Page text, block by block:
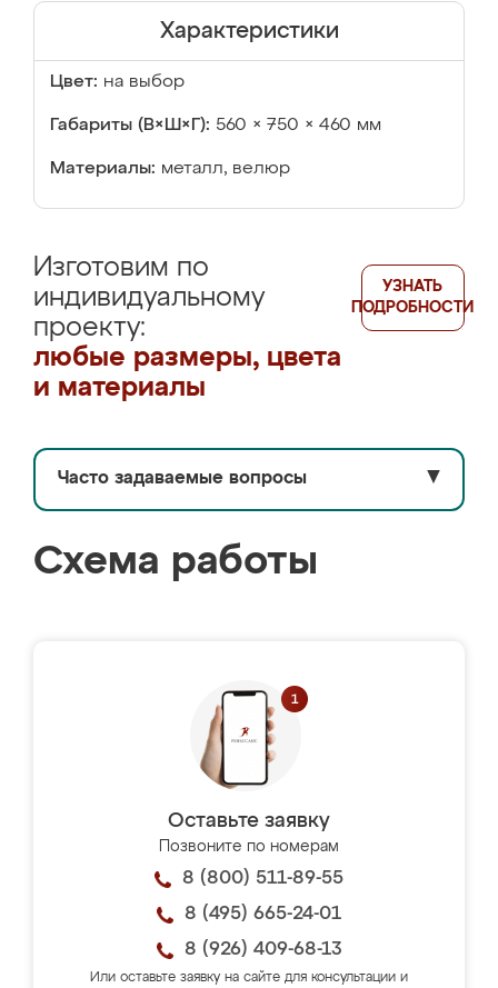
Характеристики
Цвет: на выбор
Габариты (В×Ш×Г): 560 × 750 × 460 мм
Материалы: металл, велюр
Изготовим по
индивидуальному
проекту:
любые размеры, цвета
и материалы
УЗНАТЬ
ПОДРОБНОСТИ
Часто задаваемые вопросы ▼
Схема работы
Оставьте заявку
Позвоните по номерам
8 (800) 511-89-55
8 (495) 665-24-01
8 (926) 409-68-13
Или оставьте заявку на сайте для консультации и